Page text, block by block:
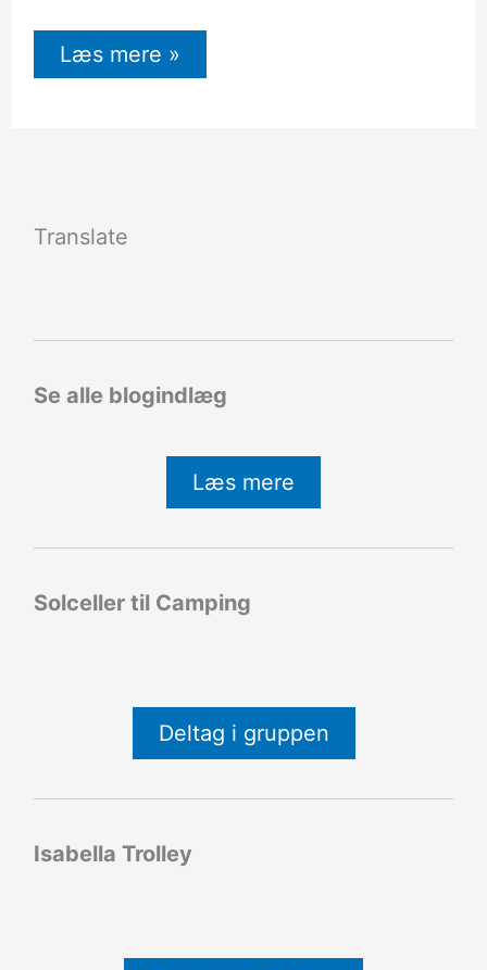
Læs mere »
Translate
Se alle blogindlæg
Læs mere
Solceller til Camping
Deltag i gruppen
Isabella Trolley